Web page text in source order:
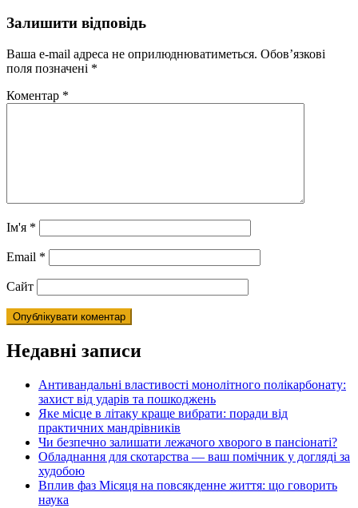
Залишити відповідь
Ваша e-mail адреса не оприлюднюватиметься. Обов’язкові
поля позначені *
Коментар *
Ім'я *
Email *
Сайт
Недавні записи
Антивандальні властивості монолітного полікарбонату:
захист від ударів та пошкоджень
Яке місце в літаку краще вибрати: поради від
практичних мандрівників
Чи безпечно залишати лежачого хворого в пансіонаті?
Обладнання для скотарства — ваш помічник у догляді за
худобою
Вплив фаз Місяця на повсякденне життя: що говорить
наука